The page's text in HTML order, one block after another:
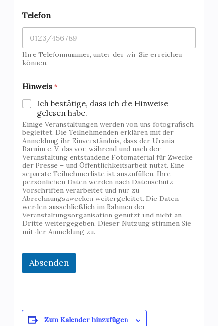
Telefon
Ihre Telefonnummer, unter der wir Sie erreichen
können.
Hinweis *
Ich bestätige, dass ich die Hinweise
gelesen habe.
Einige Veranstaltungen werden von uns fotografisch
begleitet. Die Teilnehmenden erklären mit der
Anmeldung ihr Einverständnis, dass der Urania
Barnim e. V. das vor, während und nach der
Veranstaltung entstandene Fotomaterial für Zwecke
der Presse – und Öffentlichkeitsarbeit nutzt. Eine
separate Teilnehmerliste ist auszufüllen. Ihre
persönlichen Daten werden nach Datenschutz-
Vorschriften verarbeitet und nur zu
Abrechnungszwecken weitergeleitet. Die Daten
werden ausschließlich im Rahmen der
Veranstaltungsorganisation genutzt und nicht an
Dritte weitergegeben. Dieser Nutzung stimmen Sie
mit der Anmeldung zu.
Absenden
Zum Kalender hinzufügen